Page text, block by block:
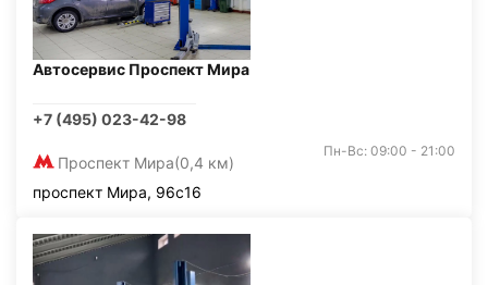
Автосервис Проспект Мира
+7 (495) 023-42-98
Проспект Мира(0,4 км)
Пн-Вс: 09:00 - 21:00
проспект Мира, 96с16